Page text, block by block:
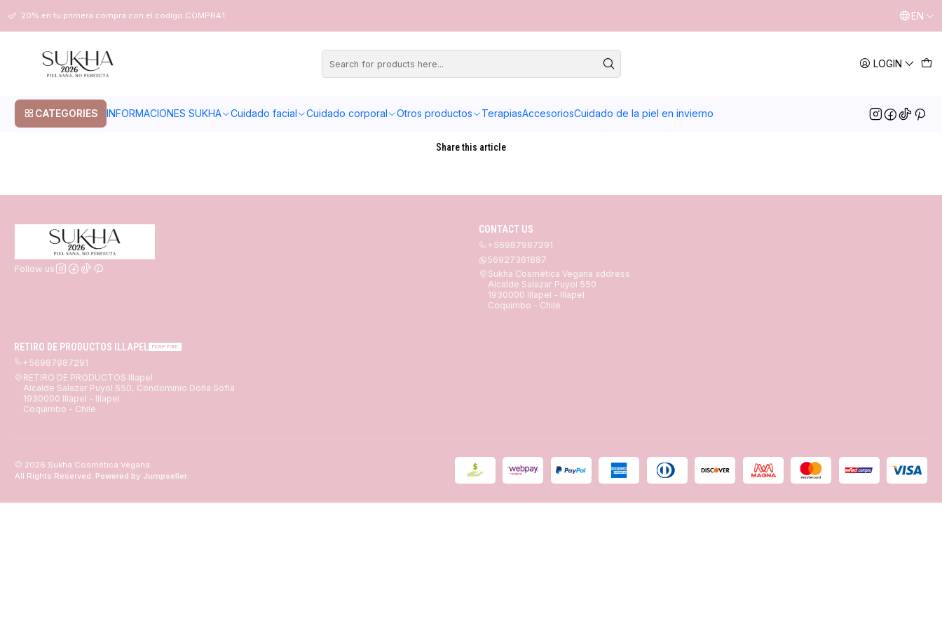
LOGIN
CATEGORIES INFORMACIONES SUKHA Cuidado facial Cuidado corporal Otros productos TerapiasAccesoriosCuidado de la piel en invierno
20% en tu primera compra con el codigo COMPRA1 EN
Home post
Share this article
Follow us
CONTACT US
+56987987291
56927361887
Sukha Cosmética Vegana address
Alcalde Salazar Puyol 550
1930000 Illapel - Illapel
Coquimbo - Chile
RETIRO DE PRODUCTOS ILLAPEL PICKUP POINT
+56987987291
RETIRO DE PRODUCTOS Illapel
Alcalde Salazar Puyol 550, Condominio Doña Sofia
1930000 Illapel - Illapel
Coquimbo - Chile
2026 Sukha Cosmética Vegana.
All Rights Reserved. Powered by Jumpseller.